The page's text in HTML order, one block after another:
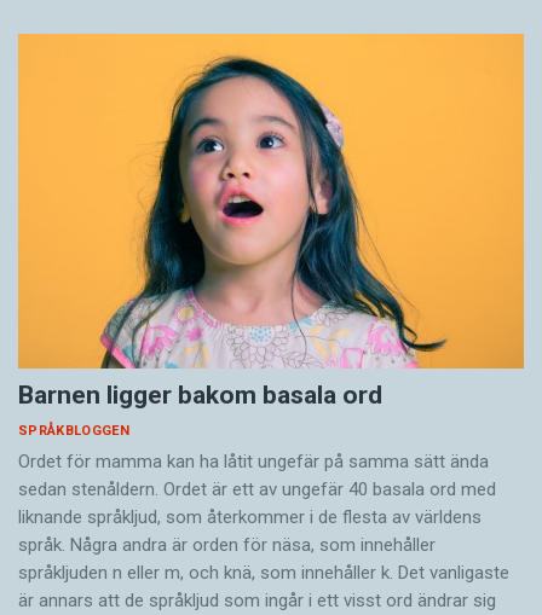
Barnen ligger bakom basala ord
SPRÅKBLOGGEN
Ordet för mamma kan ha låtit ungefär på samma sätt ända
sedan stenåldern. Ordet är ett av ungefär 40 basala ord med
liknande språkljud, som återkommer i de flesta av världens
språk. Några andra är orden för näsa, som innehåller
språkljuden n eller m, och knä, som innehåller k. Det vanligaste
är annars att de språkljud som ingår i ett visst ord ändrar sig